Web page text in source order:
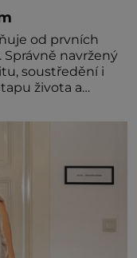
od prvních
navržený
soustředění i
života a
proto by pokoj